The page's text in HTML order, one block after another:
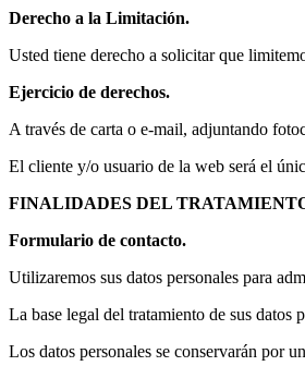
Derecho a la Limitación.
Usted tiene derecho a solicitar que
Ejercicio de derechos.
A través de carta o e-mail, adjuntando
El cliente y/o usuario de la web será el
FINALIDADES DEL
Formulario de contacto.
Utilizaremos sus datos personales para
La base legal del tratamiento de sus datos
Los datos personales se conservarán por